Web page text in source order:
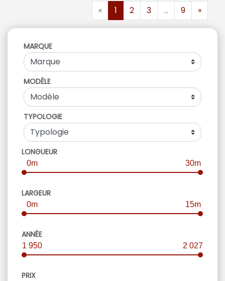
« 1 2 3 ... 9 »
MARQUE
MODÈLE
TYPOLOGIE
LONGUEUR
0m 30m
LARGEUR
0m 15m
ANNÉE
1 950 2 027
PRIX